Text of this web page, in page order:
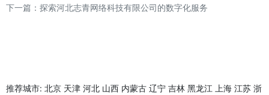
下一篇： 探索河北志青网络科技有限公司的数字化服务
推荐城市: 北京 天津 河北 山西 内蒙古 辽宁 吉林 黑龙江 上海 江苏 浙